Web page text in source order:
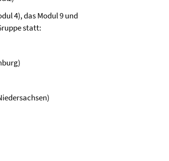
4), das Modul 9 und
statt: